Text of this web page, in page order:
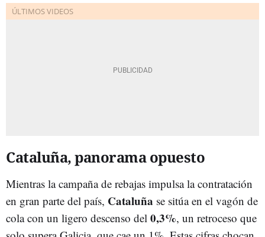
Cataluña, panorama opuesto
Mientras la campaña de rebajas impulsa la contratación
en gran parte del país, Cataluña se sitúa en el vagón de
cola con un ligero descenso del 0,3%, un retroceso que